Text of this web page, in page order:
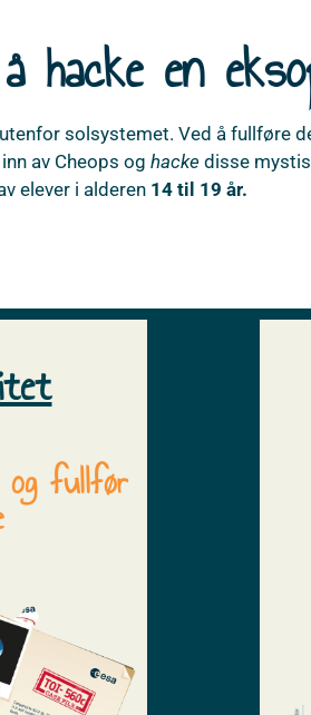
hacke en
solsystemet. Ved å fullføre
av Cheops og hacke disse
elever i alderen 14 til 19 år.
og fullfør